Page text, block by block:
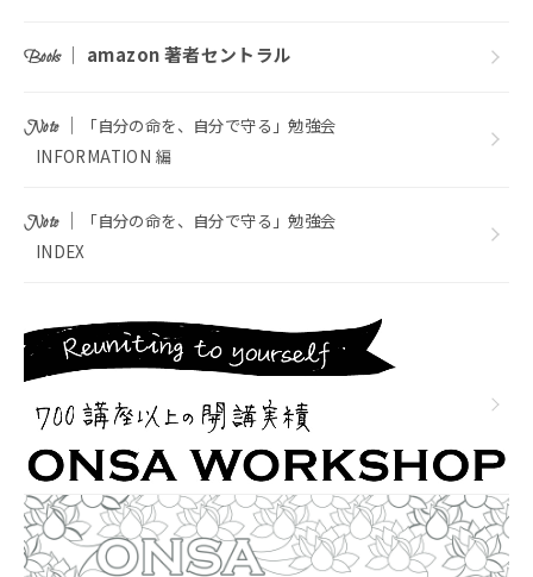
Books｜ amazon 著者セントラル
Note｜
「自分の命を、自分で守る」勉強会
INFORMATION 編
Note｜
「自分の命を、自分で守る」勉強会
INDEX